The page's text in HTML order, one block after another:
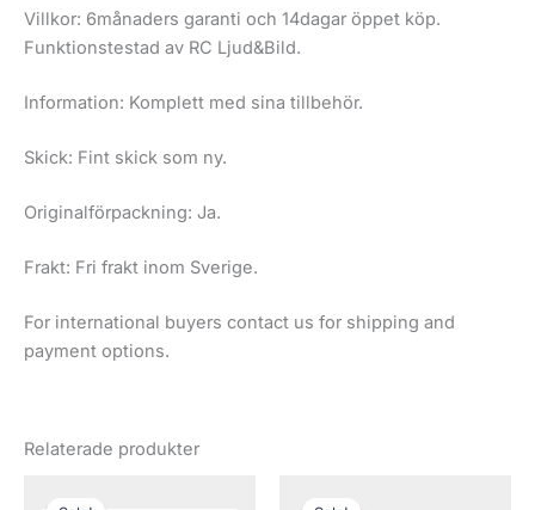
Villkor: 6månaders garanti och 14dagar öppet köp.
Funktionstestad av RC Ljud&Bild.
Information: Komplett med sina tillbehör.
Skick: Fint skick som ny.
Originalförpackning: Ja.
Frakt: Fri frakt inom Sverige.
For international buyers contact us for shipping and
payment options.
Relaterade produkter